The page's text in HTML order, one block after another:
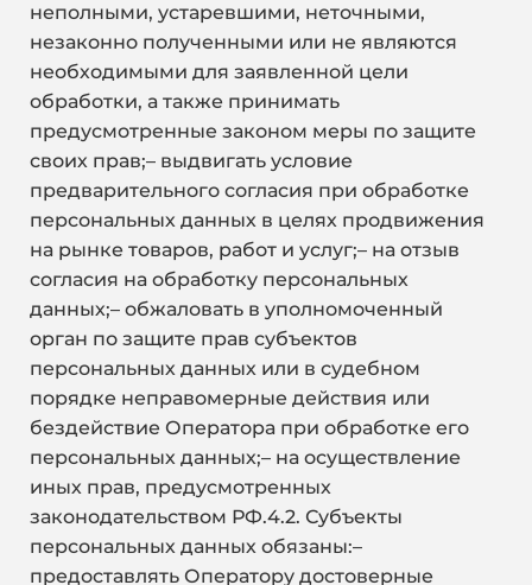
неполными, устаревшими, неточными,
незаконно полученными или не являются
необходимыми для заявленной цели
обработки, а также принимать
предусмотренные законом меры по защите
своих прав;– выдвигать условие
предварительного согласия при обработке
персональных данных в целях продвижения
на рынке товаров, работ и услуг;– на отзыв
согласия на обработку персональных
данных;– обжаловать в уполномоченный
орган по защите прав субъектов
персональных данных или в судебном
порядке неправомерные действия или
бездействие Оператора при обработке его
персональных данных;– на осуществление
иных прав, предусмотренных
законодательством РФ.4.2. Субъекты
персональных данных обязаны:–
предоставлять Оператору достоверные